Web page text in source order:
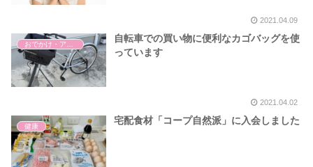
2021.04.09
自転車での買い物に便利なカゴバッグを使
っています
2021.04.02
健康
宅配食材「コープ自然派」に入会しました